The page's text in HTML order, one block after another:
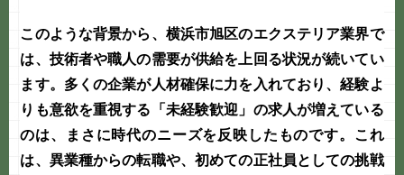
このような背景から、横浜市旭区のエクステリア業界で
は、技術者や職人の需要が供給を上回る状況が続いてい
ます。多くの企業が人材確保に力を入れており、経験よ
りも意欲を重視する「未経験歓迎 」の求人が増えている
のは、まさに時代のニーズを反映したものです。これ
は、異業種からの転職や、初めての正社員としての挑戦